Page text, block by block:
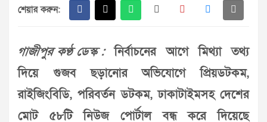
শেয়ার করুন:
গাজীপুর কণ্ঠ ডেস্ক :নির্বাচনের আগে মিথ্যা তথ্য
দিয়ে গুজব ছড়ানোর অভিযোগে প্রিয়ডটকম,
রাইজিংবিডি, পরিবর্তন ডটকম, ঢাকাটাইমসহ দেশের
মোট ৫৮টি নিউজ পোর্টাল বন্ধ করে দিয়েছে